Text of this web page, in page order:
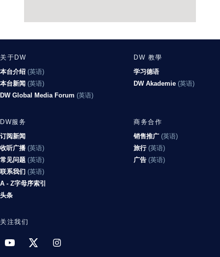
关于DW
本台介绍 英语
本台新闻
英语
DW Global Media Forum 英语
DW 教學
学习德语
DW Akademie 英语
DW服务
订阅新闻
收听广播 英语
常见问题 英语
联系我们 英语
A - Z字母序索引
头条
商务合作
销售推广 英语
旅行 英语
广告 英语
关注我们